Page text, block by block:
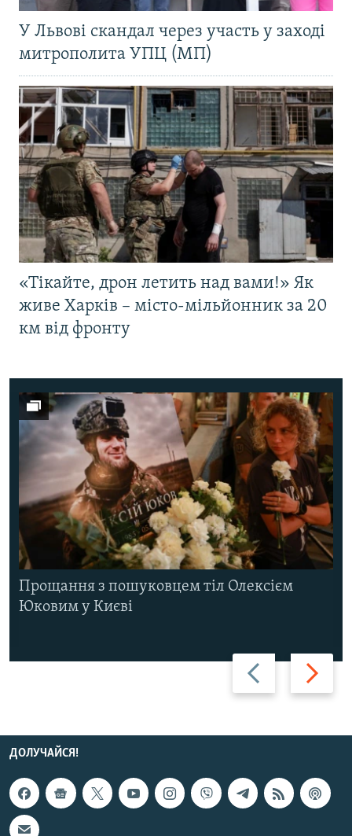
У Львові скандал через участь у заході
митрополита УПЦ (МП)
«Тікайте, дрон летить над вами!» Як
живе Харків – місто-мільйонник за 20
км від фронту
Назад Вперед
Прощання з пошуковцем тіл Олексієм
Юковим у Києві
ДОЛУЧАЙСЯ!